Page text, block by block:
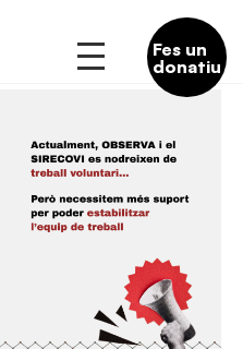
Fes un
donatiu